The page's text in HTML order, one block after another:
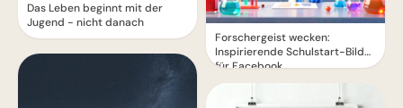
Das Leben beginnt mit der
Jugend - nicht danach
Forschergeist wecken:
Inspirierende Schulstart-Bilder
für Facebook